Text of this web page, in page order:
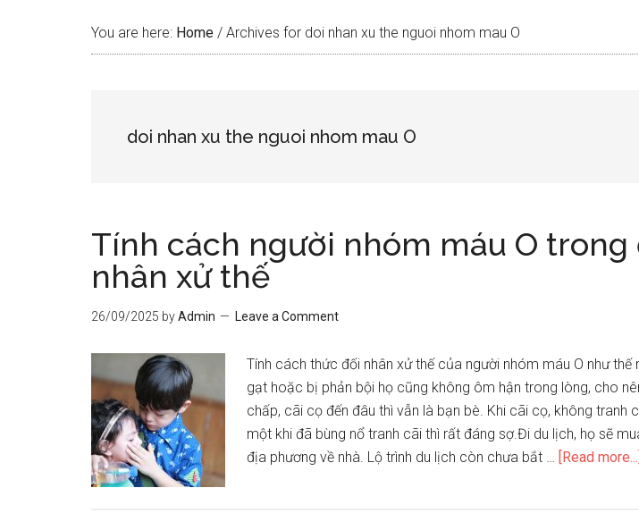
You are here: Home / Archives for doi nhan xu the nguoi nhom mau O
doi nhan xu the nguoi nhom mau O
Tính cách người nhóm máu O trong
nhân xử thế
26/09/2025 byAdmin Leave a Comment
Tính cách thức đối nhân xử thế của người nhóm máu O như thế
gạt hoặc bị phản bội họ cũng không ôm hận trong lòng, cho
chấp, cãi cọ đến đâu thì vẫn là bạn bè. Khi cãi cọ, không tranh
một khi đã bùng nổ tranh cãi thì rất đáng sợ.Đi du lịch, họ sẽ
địa phương về nhà. Lộ trình du lịch còn chưa bắt … [Read more...]